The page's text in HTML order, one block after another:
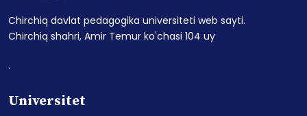
Chirchiq davlat pedagogika universiteti web sayti.
Chirchiq shahri, Amir Temur ko'chasi 104 uy
.
Universitet